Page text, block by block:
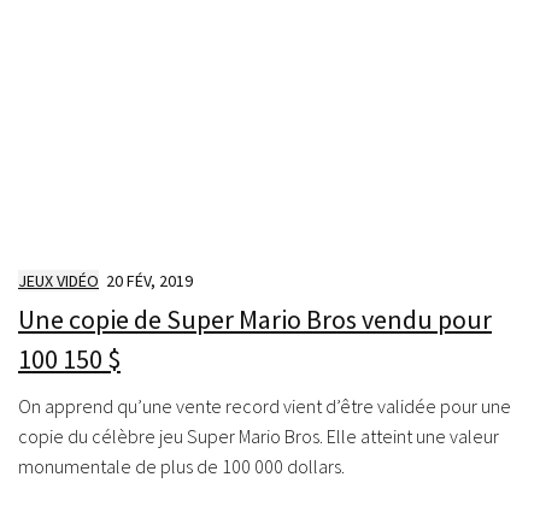
JEUX VIDÉO 20 FÉV, 2019
Une copie de Super Mario Bros vendu pour
100 150 $
On apprend qu’une vente record vient d’être validée pour une
copie du célèbre jeu Super Mario Bros. Elle atteint une valeur
monumentale de plus de 100 000 dollars.